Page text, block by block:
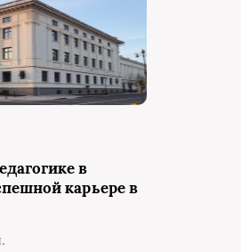
в
карьере в